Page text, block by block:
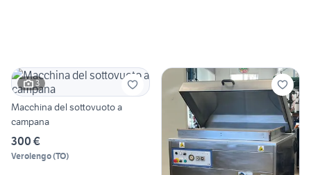
3
Macchina del sottovuoto a
campana
300 €
Verolengo(TO)